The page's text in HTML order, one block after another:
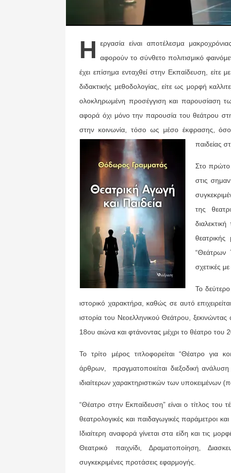
Η
εργασία είναι αποτέλεσμα
αφορούν το σύνθετο πολιτισμικό
έχει επίσημα ενταχθεί στην Εκπαίδευση, είτε
διδακτικής μεθοδολογίας, είτε ως μορφή
ολοκληρωμένη προσέγγιση και παρουσίαση
αφορά όχι μόνο την παρουσία του θεάτρου
στην κοινωνία, τόσο ως μέσο έκφρασης,
παιδείας
Στο πρώτο
στις
της
“Θεάτρων
σχετικές
Το δεύτερο
ιστορικό χαρακτήρα, καθώς σε αυτό
ιστορία του Νεοελληνικού Θεάτρου,
18ου αιώνα και φτάνοντας μέχρι το θέατρο του
Το τρίτο μέρος τιτλοφορείται “Θέατρο για
άρθρων, πραγματοποιείται διεξοδική ανάλυση
ιδιαίτερων χαρακτηριστικών των υποκειμένων
“Θέατρο στην Εκπαίδευση” είναι ο τίτλος του
θεατρολογικές και παιδαγωγικές παράμετροι
Ιδιαίτερη αναφορά γίνεται στα είδη και τις
Θεατρικό παιχνίδι, Δραματοποίηση,
συγκεκριμένες προτάσεις εφαρμογής.